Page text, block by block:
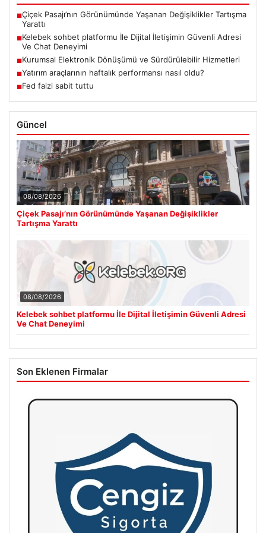
■Çiçek Pasajı’nın Görünümünde Yaşanan Değişiklikler Tartışma
Yarattı
■Kelebek sohbet platformu İle Dijital İletişimin Güvenli Adresi
Ve Chat Deneyimi
■Kurumsal Elektronik Dönüşümü ve Sürdürülebilir Hizmetleri
■Yatırım araçlarının haftalık performansı nasıl oldu?
■Fed faizi sabit tuttu
Güncel
08/08/2026
Çiçek Pasajı’nın Görünümünde Yaşanan Değişiklikler
Tartışma Yarattı
08/08/2026
Kelebek sohbet platformu İle Dijital İletişimin Güvenli Adresi
Ve Chat Deneyimi
Son Eklenen Firmalar